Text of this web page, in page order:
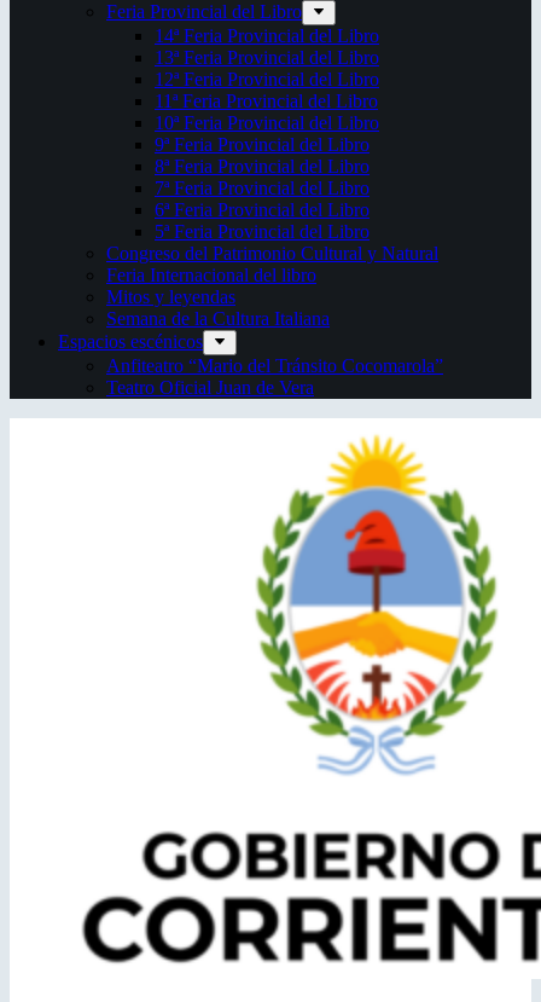
Feria Provincial del Libro
14ª Feria Provincial del Libro
13ª Feria Provincial del Libro
12ª Feria Provincial del Libro
11ª Feria Provincial del Libro
10ª Feria Provincial del Libro
9ª Feria Provincial del Libro
8ª Feria Provincial del Libro
7ª Feria Provincial del Libro
6ª Feria Provincial del Libro
5ª Feria Provincial del Libro
Congreso del Patrimonio Cultural y Natural
Feria Internacional del libro
Mitos y leyendas
Semana de la Cultura Italiana
Espacios escénicos
Anfiteatro “Mario del Tránsito Cocomarola”
Teatro Oficial Juan de Vera